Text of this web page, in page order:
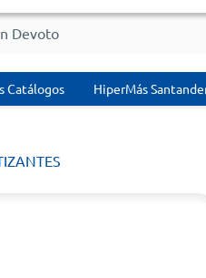
Catálogos HiperMás